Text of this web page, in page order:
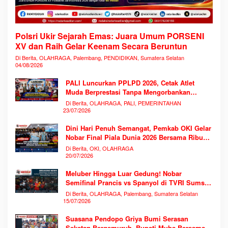
Polsri Ukir Sejarah Emas: Juara Umum PORSENI
XV dan Raih Gelar Keenam Secara Beruntun
Di Berita, OLAHRAGA, Palembang, PENDIDIKAN, Sumatera Selatan
04/08/2026
PALI Luncurkan PPLPD 2026, Cetak Atlet
Muda Berprestasi Tanpa Mengorbankan
Pendidikan
Di Berita, OLAHRAGA, PALI, PEMERINTAHAN
23/07/2026
Dini Hari Penuh Semangat, Pemkab OKI Gelar
Nobar Final Piala Dunia 2026 Bersama Ribuan
Warga
Di Berita, OKI, OLAHRAGA
20/07/2026
Meluber Hingga Luar Gedung! Nobar
Semifinal Prancis vs Spanyol di TVRI Sumsel
Memecahkan Rekor Antusiasme
Di Berita, OLAHRAGA, Palembang, Sumatera Selatan
15/07/2026
Suasana Pendopo Griya Bumi Serasan